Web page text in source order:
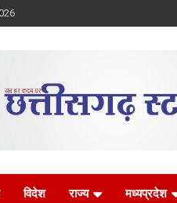
Star
विदेश राज्य मध्यप्रदेश